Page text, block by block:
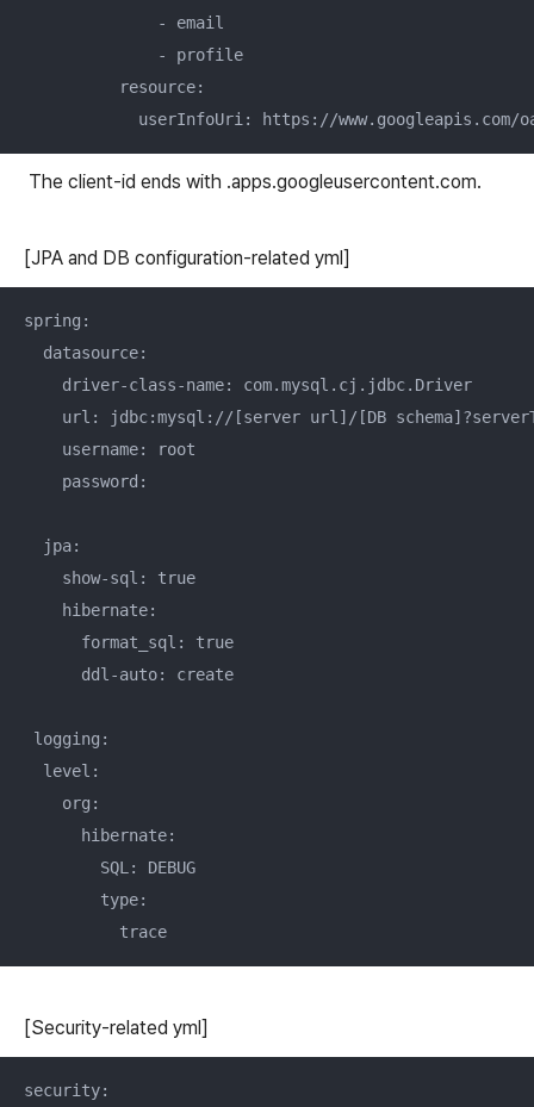
              - email
              - profile
          resource:
The client-id ends with .apps.googleusercontent.com.
[JPA and DB configuration-related yml]
spring:
  datasource:
    driver-class-name: com.mysql.cj.jdbc.Driver
url: jdbc:mysql://[server url]/[DB
    username: root
    password:
  jpa:
    show-sql: true
    hibernate:
      format_sql: true
      ddl-auto: create
logging:
  level:
    org:
      hibernate:
        SQL: DEBUG
        type:
[Security-related yml]
security: